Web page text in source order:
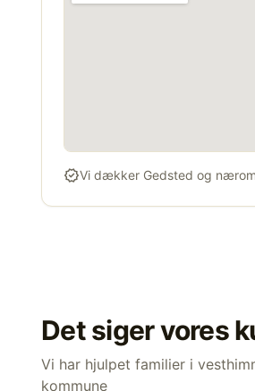
verifiedVi dækker Gedsted og
Det siger vores
Vi har hjulpet familier i
kommune